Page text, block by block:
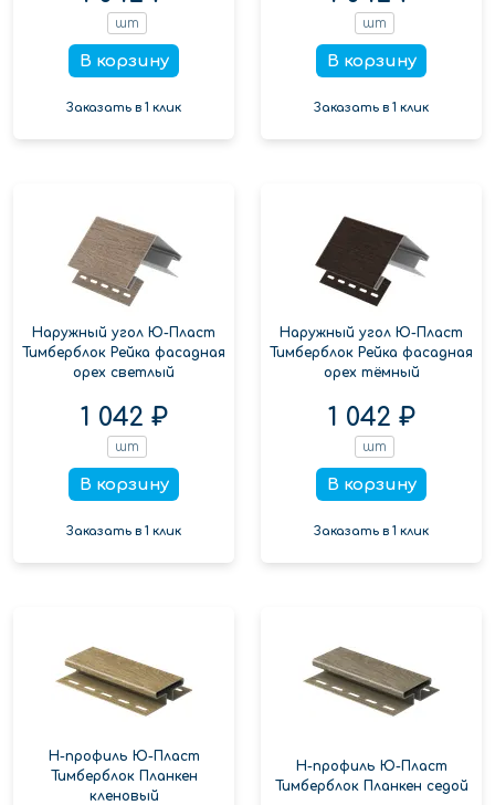
шт
В корзину
Заказать в 1 клик
шт
В корзину
Заказать в 1 клик
Наружный угол Ю-Пласт
Тимберблок Рейка фасадная
орех светлый
1 042 ₽
шт
В корзину
Заказать в 1 клик
Наружный угол Ю-Пласт
Тимберблок Рейка фасадная
орех тёмный
1 042 ₽
шт
В корзину
Заказать в 1 клик
Н-профиль Ю-Пласт
Тимберблок Планкен
кленовый
Н-профиль Ю-Пласт
Тимберблок Планкен седой